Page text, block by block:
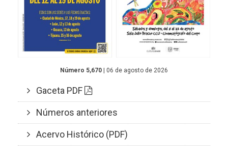
Número 5,670 | 06 de agosto de 2026
Gaceta PDF
Números anteriores
Acervo Histórico (PDF)